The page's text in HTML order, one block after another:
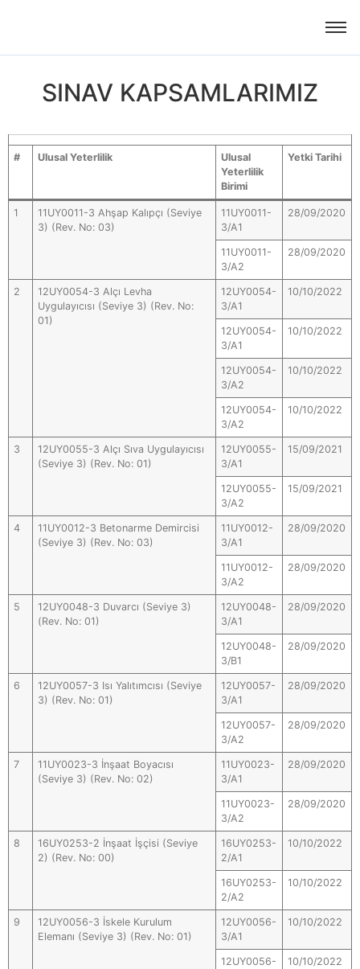
SINAV KAPSAMLARIMIZ
# Ulusal Yeterlilik
Ulusal
Yeterlilik
Birimi
Yetki Tarihi
1
11UY0011-3 Ahşap Kalıpçı (Seviye
3) (Rev. No: 03)
11UY0011-
3/A1
28/09/2020
11UY0011-
3/A2
28/09/2020
2
12UY0054-3 Alçı Levha
Uygulayıcısı (Seviye 3) (Rev. No:
01)
12UY0054-
3/A1
10/10/2022
12UY0054-
3/A1
10/10/2022
12UY0054-
3/A2
10/10/2022
12UY0054-
3/A2
10/10/2022
3
12UY0055-3 Alçı Sıva Uygulayıcısı
(Seviye 3) (Rev. No: 01)
12UY0055-
3/A1
15/09/2021
12UY0055-
3/A2
15/09/2021
4
11UY0012-3 Betonarme Demircisi
(Seviye 3) (Rev. No: 03)
11UY0012-
3/A1
28/09/2020
11UY0012-
3/A2
28/09/2020
5
12UY0048-3 Duvarcı (Seviye 3)
(Rev. No: 01)
12UY0048-
3/A1
28/09/2020
12UY0048-
3/B1
28/09/2020
6
12UY0057-3 Isı Yalıtımcısı (Seviye
3) (Rev. No: 01)
12UY0057-
3/A1
28/09/2020
12UY0057-
3/A2
28/09/2020
7
11UY0023-3 İnşaat Boyacısı
(Seviye 3) (Rev. No: 02)
11UY0023-
3/A1
28/09/2020
11UY0023-
3/A2
28/09/2020
8
16UY0253-2 İnşaat İşçisi (Seviye
2) (Rev. No: 00)
16UY0253-
2/A1
10/10/2022
16UY0253-
2/A2
10/10/2022
9
12UY0056-3 İskele Kurulum
Elemanı (Seviye 3) (Rev. No: 01)
12UY0056-
3/A1
10/10/2022
12UY0056-
10/10/2022